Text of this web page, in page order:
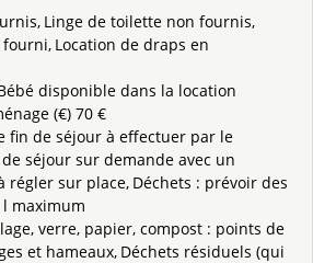
Linge de toilette non fournis
fourni Location de draps en
disponible dans la location
(€) 70 €
fin de séjour à effectuer par le
séjour sur demande avec un
régler sur place Déchets : prévoir des
maximum
verre, papier, compost : points de
et hameaux Déchets résiduels (qui